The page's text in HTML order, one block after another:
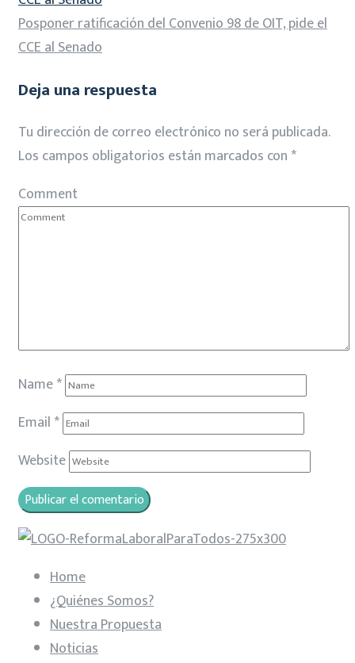
Posponer ratificación del Convenio 98 de OIT, pide el
CCE al Senado
Deja una respuesta
Tu dirección de correo electrónico no será publicada.
Los campos obligatorios están marcados con *
Comment
Name*
Email *
Website
Home
¿Quiénes Somos?
Nuestra Propuesta
Noticias